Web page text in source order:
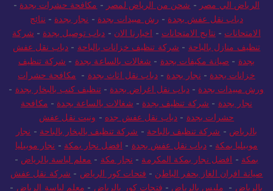
الرياض الي مصر - شحن من الرياض لمصر - مكافحة حشرات بجدة -
دباب نقل عفش بجدة - رش مبيدات بجدة - نجار بجدة - نتائج
الامتحانات - نتايج الامتحانات - اخبارنا الان - دباب توصيل بجدة - شركة
تنظيف منازل بالباحة - شركة تنظيف خزانات بالباحة - دباب نقل عفش
بجدة - صيانة مكيفات بجدة - شغالات بالساعة بجدة - شركة تنظيف
خزانات بجدة - نجار بجدة - دباب نقل اثاث بجدة - مكافحة حشرات
ورش مبيدات بجدة -دباب نقل اغراض بجدة -تنظيف كنب بالبخار بجدة -
نجار بجدة - شركة تنظيف بجدة - شغالات بالساعة بجدة - مكافحة
حشرات بجدة - دباب نقل عفش جده - ونيت نقل عفش
بالرياض - شركة تنظيف بالباحة - شركة تنظيف بالبخار بالباحة - نجار
موبيليا بمكة -دباب نقل عفش بجدة - افضل نجار بمكة - نجار موبيليا
بمكة - افضل نجار بمكة المكرمة - نجار مكة - معلم لياسة بالرياض -
صيانة افران الغاز بحفر الباطن - فتحات كور الرياض - شركة نقل عفش
بالرياض - مليس بالرياض - فتحات كور بالرياض - معلم لياسة الرياض -